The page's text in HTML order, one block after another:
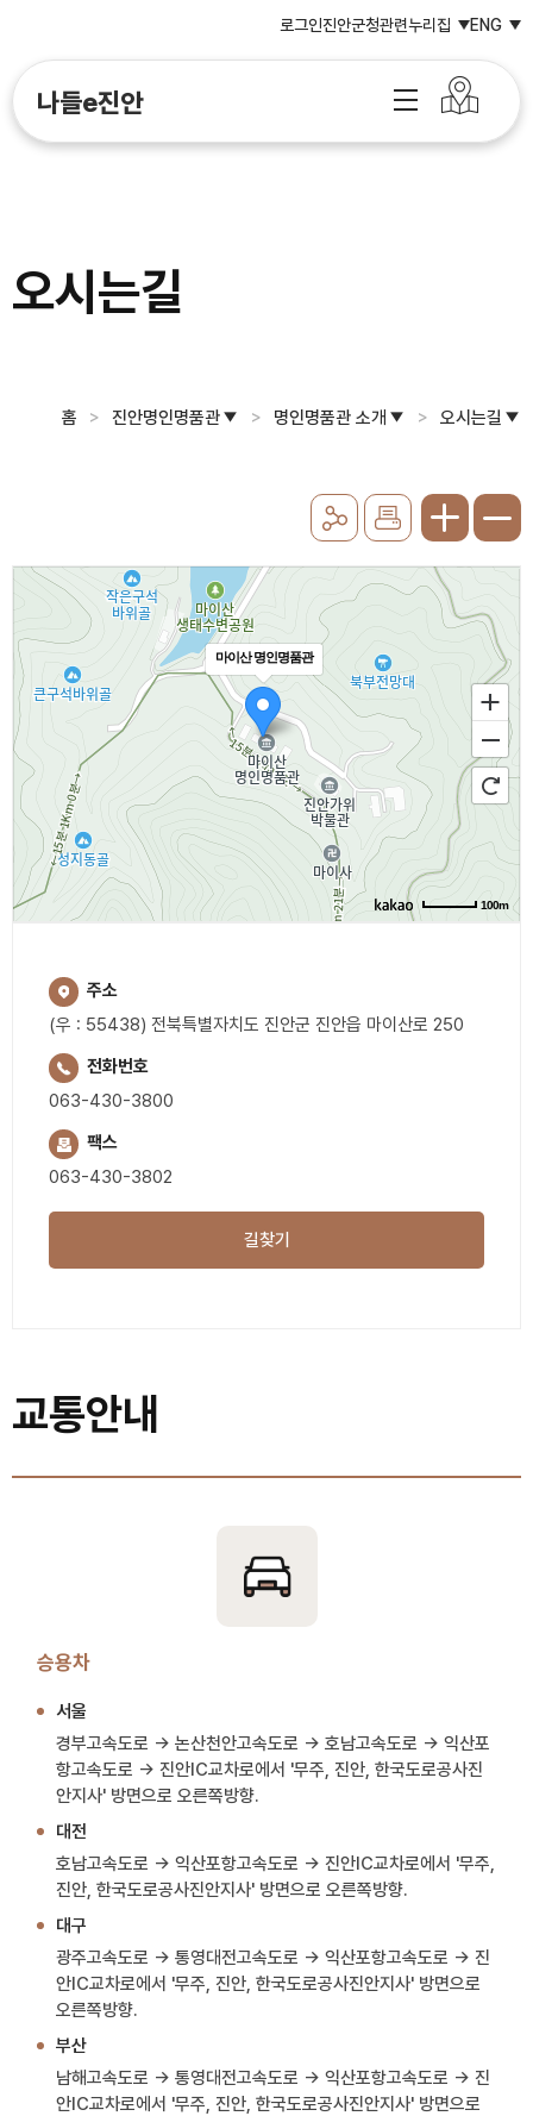
로그인진안군청관련누리집 ENG
나들e진안
오시는길
홈 진안명인명품관 명인명품관 소개 오시는길
마이산 명인명품관
100m
주소
(우 : 55438) 전북특별자치도 진안군 진안읍 마이산로 250
전화번호
063-430-3800
팩스
063-430-3802
길찾기
교통안내
승용차
서울
경부고속도로 → 논산천안고속도로 → 호남고속도로 → 익산포
항고속도로 → 진안IC교차로에서 '무주, 진안, 한국도로공사진
안지사' 방면으로 오른쪽방향.
대전
호남고속도로 → 익산포항고속도로 → 진안IC교차로에서 '무주,
진안, 한국도로공사진안지사' 방면으로 오른쪽방향.
대구
광주고속도로 → 통영대전고속도로 → 익산포항고속도로 → 진
안IC교차로에서 '무주, 진안, 한국도로공사진안지사' 방면으로
오른쪽방향.
부산
남해고속도로 → 통영대전고속도로 → 익산포항고속도로 → 진
안IC교차로에서 '무주, 진안, 한국도로공사진안지사' 방면으로